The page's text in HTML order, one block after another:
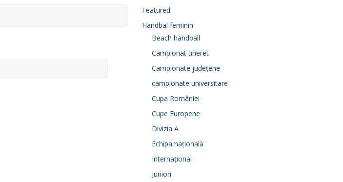
Featured
Handbal feminin
Beach handball
Campionat tineret
Campionate județene
campionate universitare
Cupa României
Cupe Europene
Divizia A
Echipa națională
Internațional
Juniori